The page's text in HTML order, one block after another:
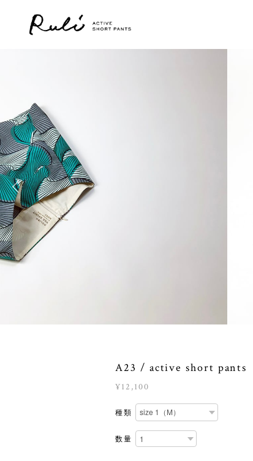
A23 / active short pants
¥12,100
種類
数量